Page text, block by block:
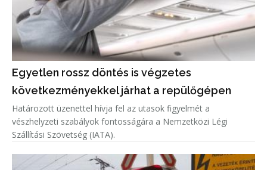
Egyetlen rossz döntés is végzetes
következményekkel járhat a repülőgépen
Határozott üzenettel hívja fel az utasok figyelmét a
vészhelyzeti szabályok fontosságára a Nemzetközi Légi
Szállítási Szövetség (IATA).